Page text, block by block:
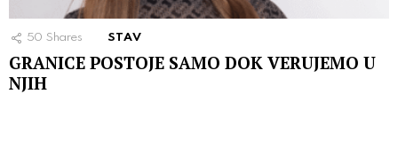
50 Shares STAV
GRANICE POSTOJE SAMO DOK VERUJEMO U
NJIH